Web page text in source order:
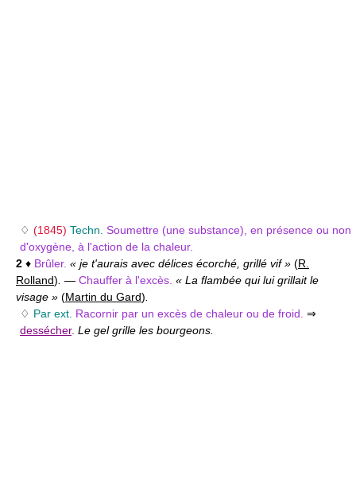
♢ (1845) Techn. Soumettre (une substance), en présence ou non
d'oxygène, à l'action de la chaleur.
2 ♦ Brûler. « je t'aurais avec délices écorché, grillé vif » (R.
Rolland) — Chauffer à l'excès. « La flambée qui lui grillait le
visage » (Martin du Gard)
♢ Par ext. Racornir par un excès de chaleur ou de froid. ⇒
dessécher. Le gel grille les bourgeons.